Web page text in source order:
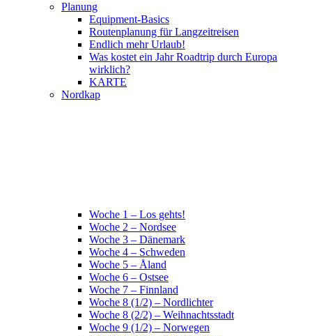
Planung
Equipment-Basics
Routenplanung für Langzeitreisen
Endlich mehr Urlaub!
Was kostet ein Jahr Roadtrip durch Europa
wirklich?
KARTE
Nordkap
Woche 1 – Los gehts!
Woche 2 – Nordsee
Woche 3 – Dänemark
Woche 4 – Schweden
Woche 5 – Åland
Woche 6 – Ostsee
Woche 7 – Finnland
Woche 8 (1/2) – Nordlichter
Woche 8 (2/2) – Weihnachtsstadt
Woche 9 (1/2) – Norwegen